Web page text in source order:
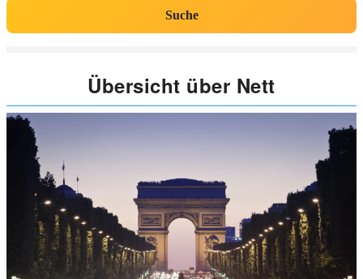
Suche
Übersicht über Nett